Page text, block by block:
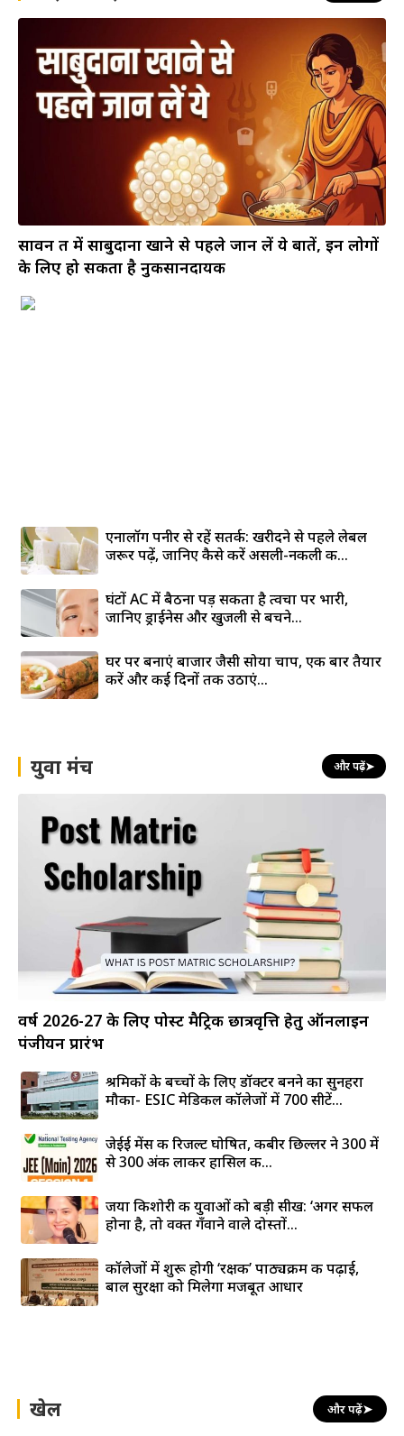
सावन व्रत में साबुदाना खाने से पहले जान लें ये बातें, इन लोगों
के लिए हो सकता है नुकसानदायक
एनालॉग पनीर से रहें सतर्क: खरीदने से पहले लेबल
जरूर पढ़ें, जानिए कैसे करें असली-नकली की...
घंटों AC में बैठना पड़ सकता है त्वचा पर भारी,
जानिए ड्राईनेस और खुजली से बचने...
घर पर बनाएं बाजार जैसी सोया चाप, एक बार तैयार
करें और कई दिनों तक उठाएं...
युवा मंच और पढ़ें➤
वर्ष 2026-27 के लिए पोस्ट मैट्रिक छात्रवृत्ति हेतु ऑनलाइन
पंजीयन प्रारंभ
श्रमिकों के बच्चों के लिए डॉक्टर बनने का सुनहरा
मौका- ESIC मेडिकल कॉलेजों में 700 सीटें...
जेईई मेंस की रिजल्ट घोषित, कबीर छिल्लर ने 300 में
से 300 अंक लाकर हासिल की...
जया किशोरी की युवाओं को बड़ी सीख: ‘अगर सफल
होना है, तो वक्त गँवाने वाले दोस्तों...
कॉलेजों में शुरू होगी ‘रक्षक’ पाठ्यक्रम की पढ़ाई,
बाल सुरक्षा को मिलेगा मजबूत आधार
खेल और पढ़ें➤